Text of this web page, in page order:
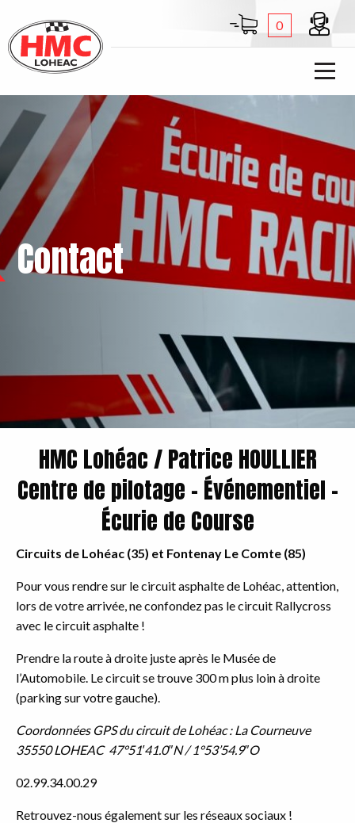
0
Contact
HMC Lohéac / Patrice HOULLIER
Centre de pilotage – Événementiel –
Écurie de Course
Circuits de Lohéac (35) et Fontenay Le Comte (85)
Pour vous rendre sur le circuit asphalte de Lohéac, attention,
lors de votre arrivée, ne confondez pas le circuit Rallycross
avec le circuit asphalte !
Prendre la route à droite juste après le Musée de
l’Automobile. Le circuit se trouve 300 m plus loin à droite
(parking sur votre gauche).
Coordonnées GPS du circuit de Lohéac : La Courneuve
35550 LOHEAC 47°51′41.0″N / 1°53’54.9″O
02.99.34.00.29
Retrouvez-nous également sur les réseaux sociaux !